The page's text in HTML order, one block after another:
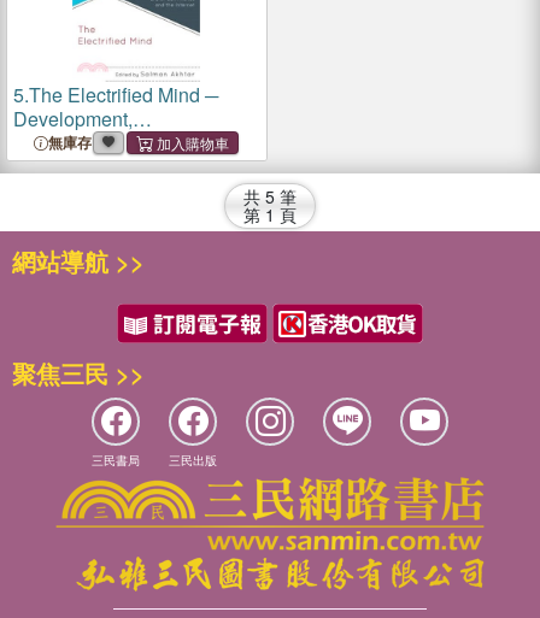
5.The Electrified Mind ─
Development,
Psychopathology, and
Treatment in the Era of Cell
無庫存
共 5 筆
第 1 頁
網站導航 >>
聚焦三民 >>
三民書局 三民出版